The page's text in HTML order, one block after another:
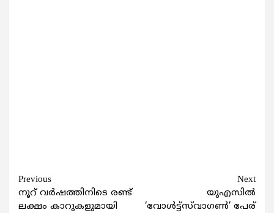
Continue
Reading
Previous
നൂറ് വര്‍ഷത്തിനിടെ രണ്ട്
ലക്ഷം കാറുകളുമായി
Next
യുഎസില്‍
‘വോള്‍ട്ട്‌സ്‌വാഗണ്‍’ പേര്